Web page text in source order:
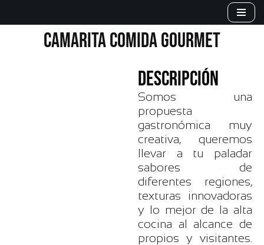
CAMARITA COMIDA GOURMET
DESCRIPCIÓN
Somos una
propuesta
gastronómica muy
creativa, queremos
llevar a tu paladar
sabores de
diferentes regiones,
texturas innovadoras
y lo mejor de la alta
cocina al alcance de
propios y visitantes.